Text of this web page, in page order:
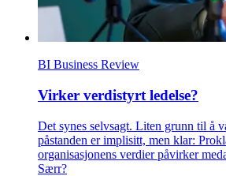
BI Business Review
Virker verdistyrt ledelse?
Det synes selvsagt. Liten grunn til å
påstanden er implisitt, men klar:
organisasjonens verdier påvirker
Særr?